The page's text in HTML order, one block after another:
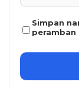
Simpan